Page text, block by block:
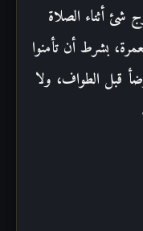
شئ أثناء الصلاة
بشرط أن تأمنوا
قبل الطواف، ولا